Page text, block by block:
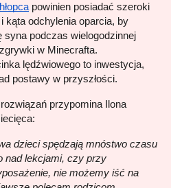
powinien posiadać szeroki
kąta odchylenia oparcia, by
podczas wielogodzinnej
w Minecrafta.
lędźwiowego to inwestycja,
postawy w przyszłości.
przypomina Ilona
dzieci spędzają mnóstwo czasu
nad lekcjami, czy przy
nie możemy iść na